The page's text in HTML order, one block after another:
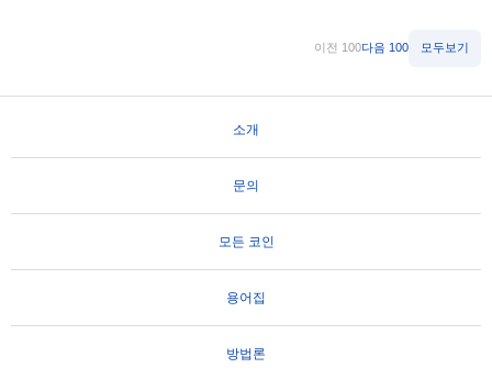
이전 100다음 100 모두보기
소개
문의
모든 코인
용어집
방법론